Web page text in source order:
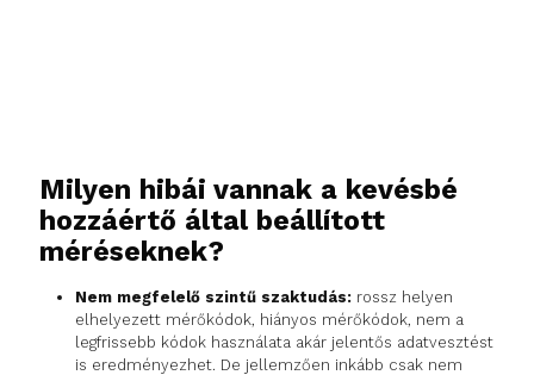
Milyen hibái vannak a kevésbé
hozzáértő által beállított
méréseknek?
Nem megfelelő szintű szaktudás: rossz helyen
elhelyezett mérőkódok, hiányos mérőkódok, nem a
legfrissebb kódok használata akár jelentős adatvesztést
is eredményezhet. De jellemzően inkább csak nem